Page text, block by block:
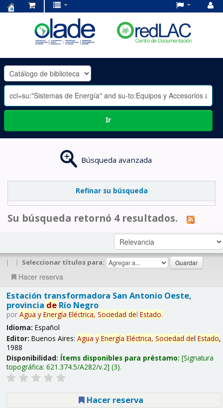
OLADE
-
Ir
Búsqueda avanzada
Refinar su búsqueda
Su búsqueda retornó 4 resultados.
| | Seleccionar títulos para:
Hacer reserva
Estación transformadora San Antonio Oeste,
provincia deRío Negro
por Agua y Energía Eléctrica, Sociedad del Estado.
Idioma: Español
Editor: Buenos Aires: Agua y Energía Eléctrica, Sociedad del Estado,
1988
Disponibilidad: Ítems disponibles para préstamo: Signatura
topográfica: 621.374.5/A282/v.2 (3).
Hacer reserva